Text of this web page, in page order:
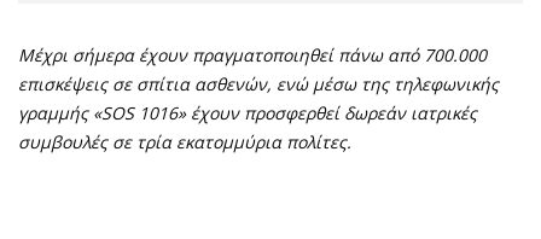
Μέχρι σήμερα έχουν πραγματοποιηθεί πάνω από 700.000
επισκέψεις σε σπίτια ασθενών, ενώ μέσω της τηλεφωνικής
γραμμής «SOS 1016» έχουν προσφερθεί δωρεάν ιατρικές
συμβουλές σε τρία εκατομμύρια πολίτες.